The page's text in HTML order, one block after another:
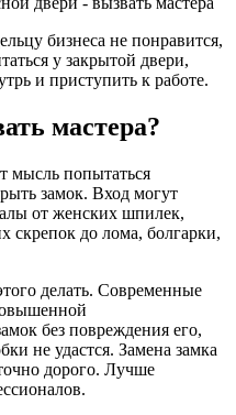
бизнеса не понравится,
у закрытой двери,
и приступить к работе.
мастера?
мысль попытаться
замок. Вход могут
от женских шпилек,
скрепок до лома, болгарки,
делать. Современные
без повреждения его,
не удастся. Замена замка
дорого. Лучше